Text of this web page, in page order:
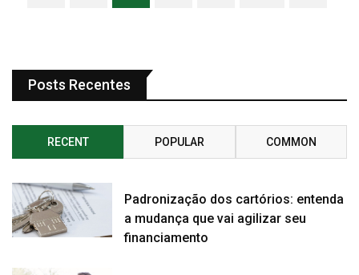
Posts Recentes
RECENT POPULAR COMMON
Padronização dos cartórios: entenda
a mudança que vai agilizar seu
financiamento